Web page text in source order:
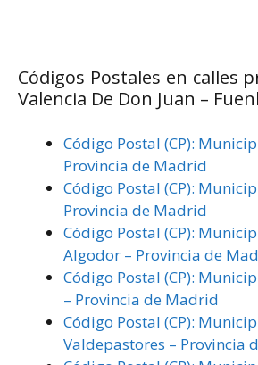
Códigos Postales en calles
Valencia De Don Juan –
Código Postal (CP):
Provincia de Madrid
Código Postal (CP):
Provincia de Madrid
Código Postal (CP):
Algodor – Provincia de
Código Postal (CP):
– Provincia de Madrid
Código Postal (CP):
Valdepastores – Provincia